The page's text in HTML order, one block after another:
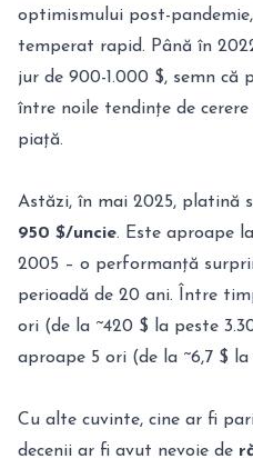
optimismului post-
temperat rapid. Până în
jur de 900-1.000 $, semn că
între noile tendințe de
piață.
Astăzi, în mai 2025, platină
950 $/uncie. Este aproape
2005 – o performanță
perioadă de 20 ani. Între
ori (de la ~420 $ la peste
aproape 5 ori (de la ~6,7 $ la
Cu alte cuvinte, cine ar fi
decenii ar fi avut nevoie de